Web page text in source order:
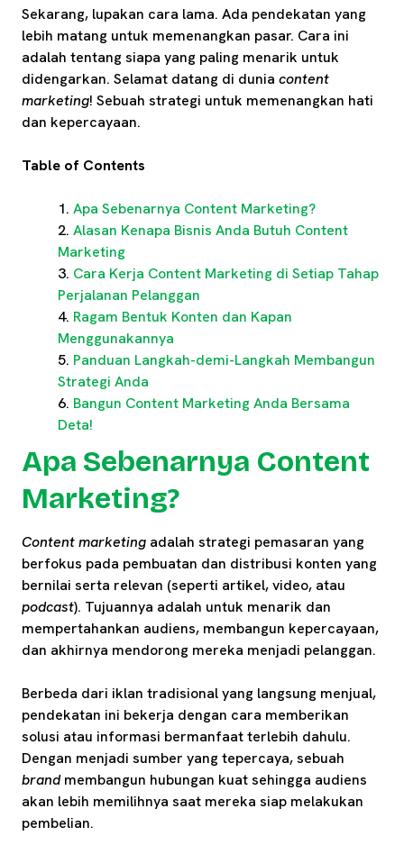
Sekarang, lupakan cara lama. Ada pendekatan yang
lebih matang untuk memenangkan pasar. Cara ini
adalah tentang siapa yang paling menarik untuk
didengarkan. Selamat datang di dunia content
marketing! Sebuah strategi untuk memenangkan hati
dan kepercayaan.
Table of Contents
Apa Sebenarnya Content Marketing?
Alasan Kenapa Bisnis Anda Butuh Content
Marketing
Cara Kerja Content Marketing di Setiap Tahap
Perjalanan Pelanggan
Ragam Bentuk Konten dan Kapan
Menggunakannya
Panduan Langkah-demi-Langkah Membangun
Strategi Anda
Bangun Content Marketing Anda Bersama
Deta!
Apa Sebenarnya Content
Marketing?
Content marketing adalah strategi pemasaran yang
berfokus pada pembuatan dan distribusi konten yang
bernilai serta relevan (seperti artikel, video, atau
podcast). Tujuannya adalah untuk menarik dan
mempertahankan audiens, membangun kepercayaan,
dan akhirnya mendorong mereka menjadi pelanggan.
Berbeda dari iklan tradisional yang langsung menjual,
pendekatan ini bekerja dengan cara memberikan
solusi atau informasi bermanfaat terlebih dahulu.
Dengan menjadi sumber yang tepercaya, sebuah
brandmembangun hubungan kuat sehingga audiens
akan lebih memilihnya saat mereka siap melakukan
pembelian.